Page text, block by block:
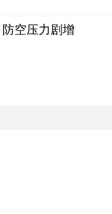
空压力剧增